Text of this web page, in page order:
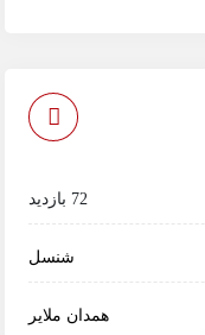
72 بازدید
شنسل
همدان ملایر